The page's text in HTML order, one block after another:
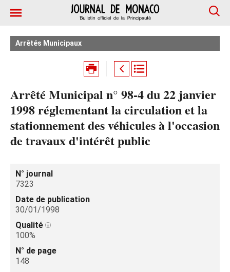
Arrêtés Municipaux
Arrêté Municipal n° 98-4 du 22 janvier
1998 réglementant la circulation et la
stationnement des véhicules à l'occasion
de travaux d'intérêt public
N° journal
7323
Date de publication
30/01/1998
Qualité
100%
N° de page
148